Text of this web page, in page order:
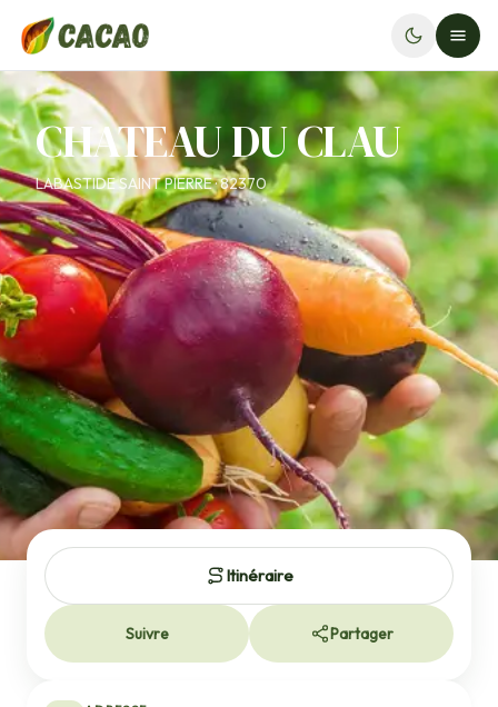
CHATEAU DU CLAU
LABASTIDE SAINT PIERRE · 82370
Itinéraire
Suivre Partager